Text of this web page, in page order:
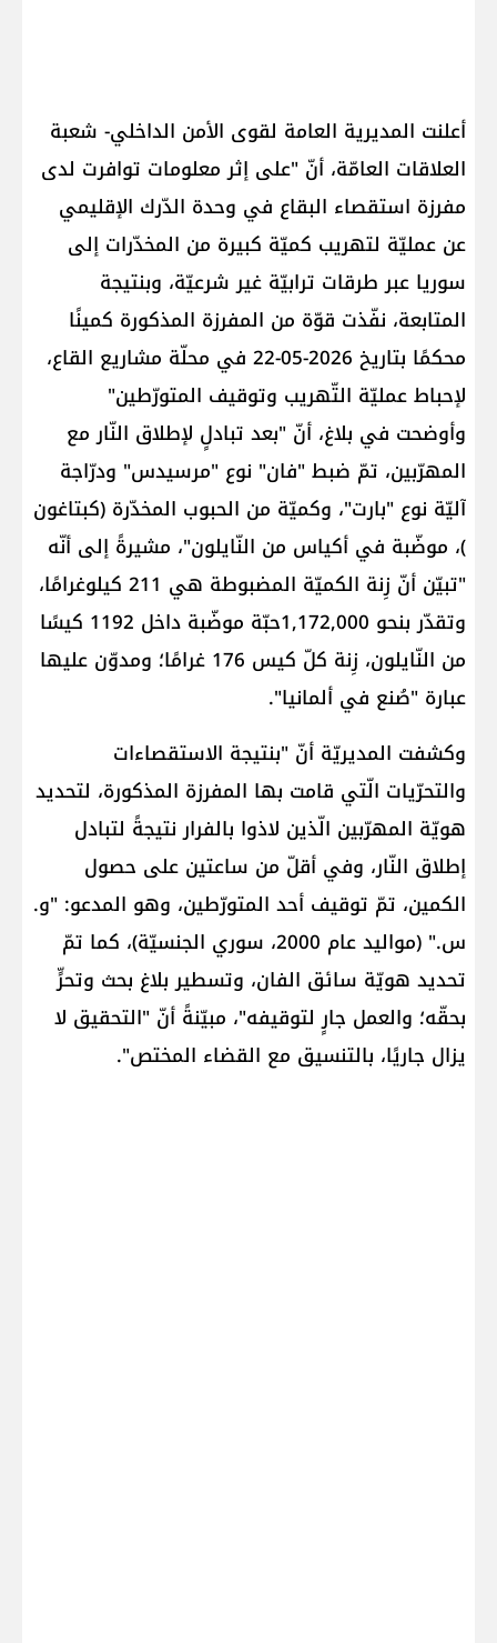
أعلنت ​المديرية العامة لقوى الأمن الداخلي​- شعبة
العلاقات العامّة، أنّ "على إثر معلومات توافرت لدى ​
مفرزة استقصاء البقاع​ في وحدة الدّرك الإقليمي
عن عمليّة لتهريب كميّة كبيرة من المخدّرات إلى ​
سوريا​ عبر طرقات ترابيّة غير شرعيّة، وبنتيجة
المتابعة، نفّذت قوّة من المفرزة المذكورة كمينًا
محكمًا بتاريخ 2026-05-22 في محلّة ​مشاريع القاع​،
لإحباط عمليّة التّهريب وتوقيف المتورّطين"
وأوضحت في بلاغ، أنّ "بعد تبادلٍ لإطلاق النّار مع
المهرّبين، تمّ ضبط "فان" نوع "مرسيدس" ودرّاجة
آليّة نوع "بارت"، وكميّة من الحبوب المخدّرة (​كبتاغون​
)، موضّبة في أكياس من النّايلون"، مشيرةً إلى أنّه
"تبيّن أنّ زِنة الكميّة المضبوطة هي 211 كيلوغرامًا،
وتقدّر بنحو 1,172,000حبّة موضّبة داخل 1192 كيسًا
من النّايلون، زِنة كلّ كيس 176 غرامًا؛ ومدوّن عليها
عبارة "صُنع في ألمانيا".
وكشفت المديريّة أنّ "بنتيجة الاستقصاءات
والتحرّيات الّتي قامت بها المفرزة المذكورة، لتحديد
هويّة المهرّبين الّذين لاذوا بالفرار نتيجةً لتبادل
إطلاق النّار، وفي أقلّ من ساعتين على حصول
الكمين، تمّ توقيف أحد المتورّطين، وهو المدعو: "و.
س." (مواليد عام 2000، سوري الجنسيّة)، كما تمّ
تحديد هويّة سائق الفان، وتسطير بلاغ بحث وتحرٍّ
بحقّه؛ والعمل جارٍ لتوقيفه"، مبيّنةً أنّ "التحقيق لا
يزال جاريًا، بالتنسيق مع القضاء المختص".